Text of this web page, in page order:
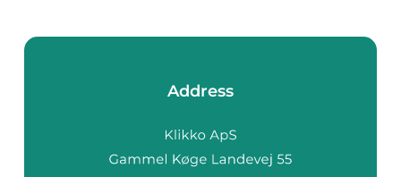
Address